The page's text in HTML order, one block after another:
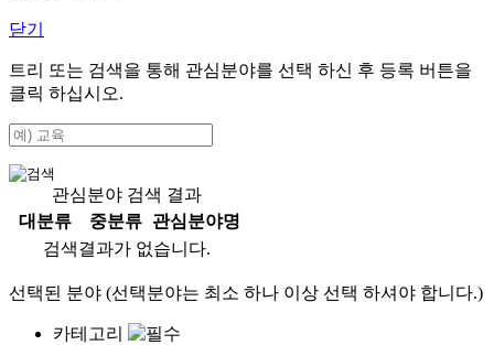
닫기
트리 또는 검색을 통해 관심분야를 선택 하신 후 등록 버튼을
클릭 하십시오.
관심분야 검색 결과
대분류
중분류
관심분야명
검색결과가 없습니다.
선택된 분야 (선택분야는 최소 하나 이상 선택 하셔야 합니다.)
카테고리